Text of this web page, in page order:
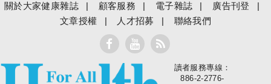
關於大家健康雜誌 顧客服務 電子雜誌
廣告刊登
文章授權
人才招募 聯絡我們
大家健康
讀者服務專線：
886-2-2776-